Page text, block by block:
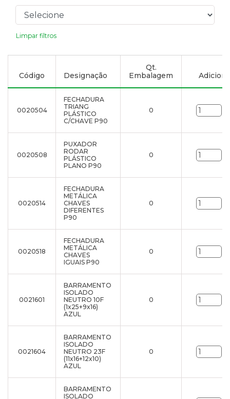
Limpar filtros
Código Designação
Qt.
Embalagem
0020504
FECHADURA
TRIANG
PLÁSTICO
C/CHAVE P90
0
0020508
PUXADOR
RODAR
PLÁSTICO
PLANO P90
0
0020514
FECHADURA
METÁLICA
CHAVES
DIFERENTES
P90
0
0020518
FECHADURA
METÁLICA
CHAVES
IGUAIS P90
0
0021601
BARRAMENTO
ISOLADO
NEUTRO 10F
(1x25+9x16)
AZUL
0
0021604
BARRAMENTO
ISOLADO
NEUTRO 23F
(11x16+12x10)
AZUL
0
BARRAMENTO
ISOLADO